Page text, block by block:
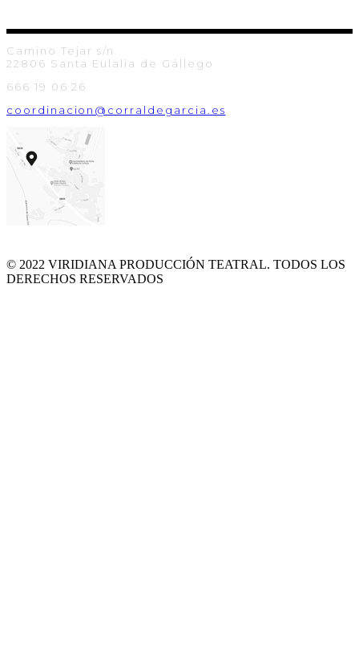
Camino Tejar s/n
22806 Santa Eulalia de Gállego
666 19 06 26
coordinacion@corraldegarcia.es
© 2022 VIRIDIANA PRODUCCIÓN TEATRAL. TODOS LOS
DERECHOS RESERVADOS